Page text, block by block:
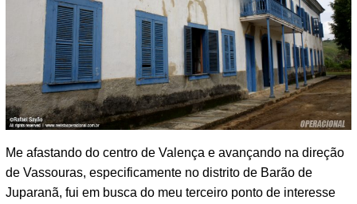
Me afastando do centro de Valença e avançando na direção
de Vassouras, especificamente no distrito de Barão de
Juparanã, fui em busca do meu terceiro ponto de interesse